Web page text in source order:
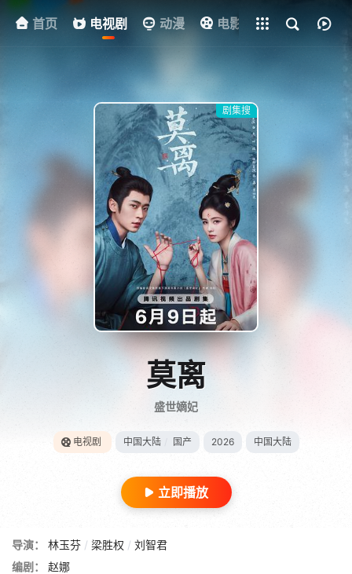
首页 电视剧 动漫 电影 其他
全部影片
剧集搜
莫离
盛世嫡妃
电视剧 中国大陆 国产 2026 中国大陆
立即播放
导演： 林玉芬 / 梁胜权 / 刘智君
编剧：
赵娜